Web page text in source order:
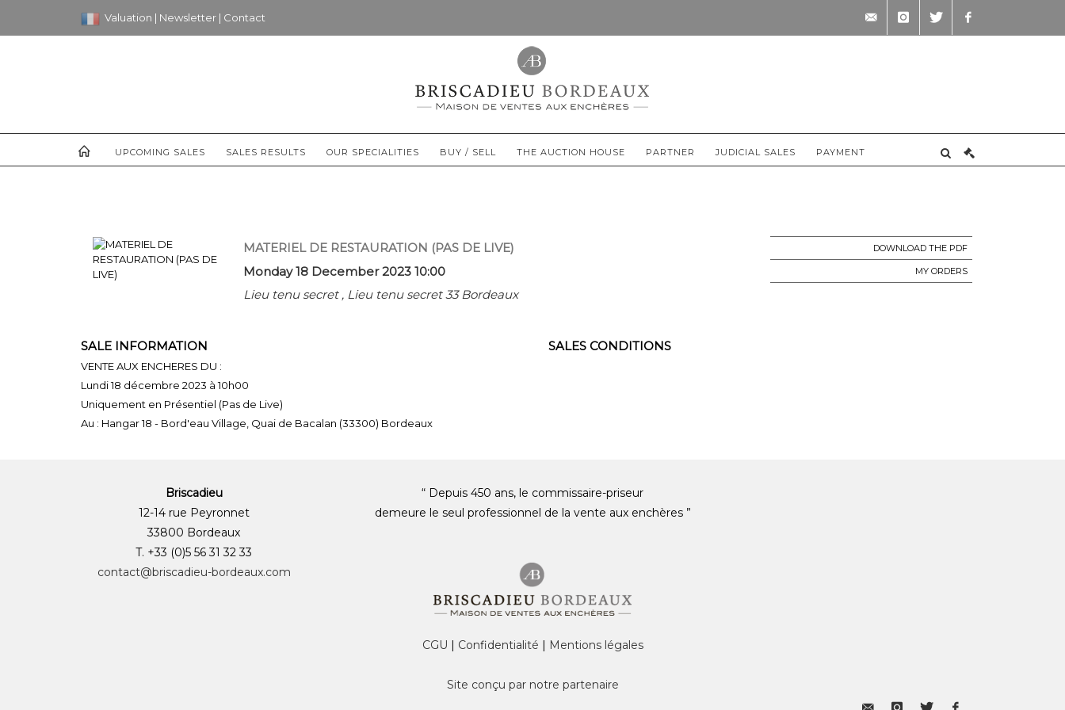
Valuation | Newsletter | Contact
UPCOMING SALES SALES RESULTS OUR SPECIALITIES BUY / SELL THE AUCTION HOUSE PARTNER JUDICIAL SALES PAYMENT
MATERIEL DE RESTAURATION (PAS DE LIVE)
Monday 18 December 2023 10:00
Lieu tenu secret , Lieu tenu secret 33 Bordeaux
DOWNLOAD THE PDF
MY ORDERS
SALE INFORMATION
VENTE AUX ENCHERES DU :
Lundi 18 décembre 2023 à 10h00
Uniquement en Présentiel (Pas de Live)
Au : Hangar 18 - Bord'eau Village, Quai de Bacalan (33300) Bordeaux
SALES CONDITIONS
Briscadieu
12-14 rue Peyronnet
33800 Bordeaux
T. +33 (0)5 56 31 32 33
contact@briscadieu-bordeaux.com
“ Depuis 450 ans, le commissaire-priseur
demeure le seul professionnel de la vente aux enchères ”
CGU | Confidentialité | Mentions légales
Site conçu par notre partenaire